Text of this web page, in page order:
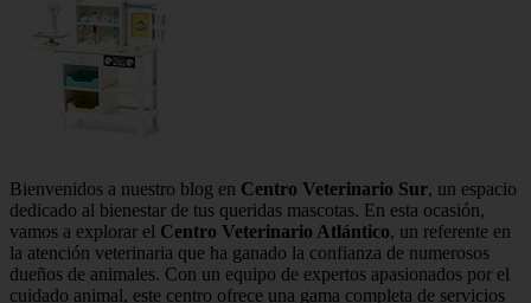
Bienvenidos a nuestro blog en Centro Veterinario Sur, un espacio
dedicado al bienestar de tus queridas mascotas. En esta ocasión,
vamos a explorar el Centro Veterinario Atlántico, un referente en
la atención veterinaria que ha ganado la confianza de numerosos
dueños de animales. Con un equipo de expertos apasionados por el
cuidado animal, este centro ofrece una gama completa de servicios